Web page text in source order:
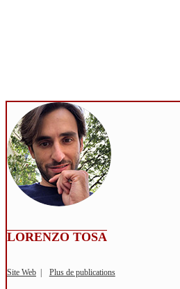
LORENZO TOSA
Site Web | Plus de publications